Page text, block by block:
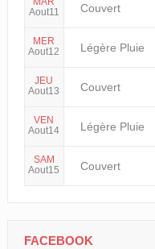
Aout11
Couvert
MER
Aout12
Légère Pluie
JEU
Aout13
Couvert
VEN
Aout14
Légère Pluie
SAM
Aout15
Couvert
FACEBOOK